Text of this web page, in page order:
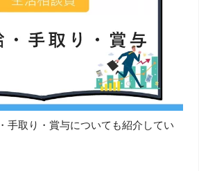
手取り・賞与についても紹介してい